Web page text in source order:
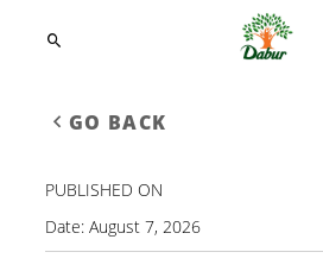
GO BACK
PUBLISHED ON
Date:August 7, 2026